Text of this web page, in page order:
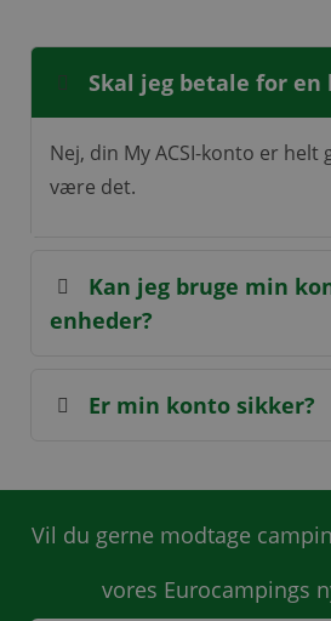
Skal jeg betale for en
Nej, din My ACSI-konto er helt
være det.
Kan jeg bruge min
enheder?
Er min konto sikker?
Vil du gerne modtage
vores Eurocampings